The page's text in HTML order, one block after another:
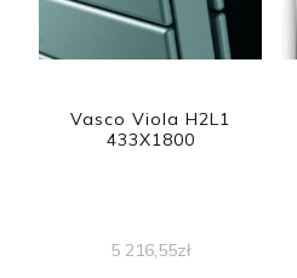
Vasco Viola H2L1
433X1800
5 216,55zł